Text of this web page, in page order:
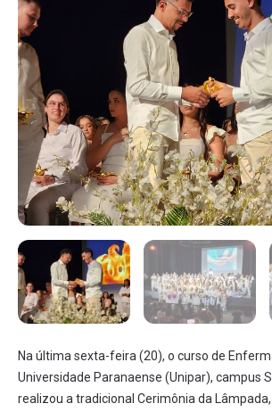
Na última sexta-feira (20), o curso de
Universidade Paranaense (Unipar), campus
realizou a tradicional Cerimônia da